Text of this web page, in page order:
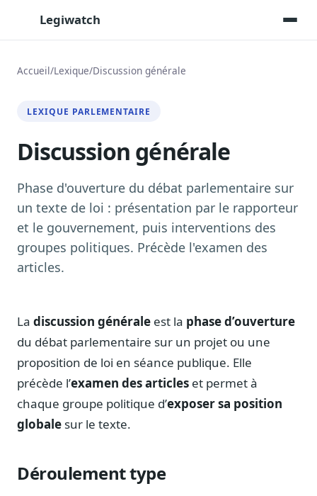
Legiwatch
Posez vos questions, réponses sourcées
Transcriptions IA
Toutes les séances AN/Sénat transcrites
Synthèses IA
Résumés automatiques des dossiers longs
Veille des matinales radio
9 interviews politiques, analysées avant 10 h
Alertes personnalisées
Notes, briefings, tableaux de bord
Fiches parlementaires
Parcours, mandats, prises de position
Registre HATVP
Cartographier l'influence sur un dossier
Accueil/Lexique/Discussion générale
LEXIQUE PARLEMENTAIRE
Discussion générale
Phase d'ouverture du débat parlementaire sur
un texte de loi : présentation par le rapporteur
et le gouvernement, puis interventions des
groupes politiques. Précède l'examen des
articles.
La discussion générale est la phase d’ouverture
du débat parlementaire sur un projet ou une
proposition de loi en séance publique. Elle
précède l’examen des articles et permet à
chaque groupe politique d’exposer sa position
globale sur le texte.
Déroulement type